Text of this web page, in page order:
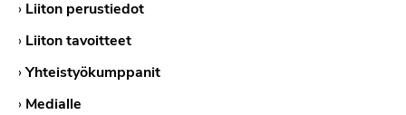
› Liiton perustiedot
› Liiton tavoitteet
›Yhteistyökumppanit
› Medialle